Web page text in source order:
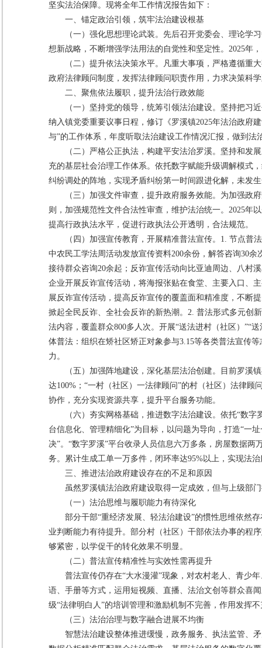
坚实法治保障。现将全年工作情况报告如下：
一、锚定政治引领，筑牢法治建设根基
（一）强化思想理论武装。先后召开党委会、理论
想新战略，不断增强学法用法的自觉性和坚定性。2025年
（二）提升依法决策水平。凡重大事项，严格遵循
政府法律顾问制度，发挥法律顾问职责作用，力求决策科
二、聚焦依法履职，提升法治行政效能
（一）坚持党的领导，统筹引领法治建设。坚持把
纳入镇党委重要议事日程，修订《罗溪镇2025年法治政府
与”的工作体系，年度听取法治建设工作情况汇报，做到
（二）严格公正执法，构建平安法治罗溪。坚持和发
充的基层社会治理工作体系。依托数字赋能升级调解模式
纠纷调处的阵地，实现矛盾纠纷第一时间跟进化解，未发
（三）加强文件审查，提升政府服务效能。为加强政
则，加强规范性文件合法性审查，维护法治统一。2025年
提高行政执法水平，促进行政执法公开透明，合法规范。
（四）加强宣传教育，开展精准普法宣传。1. 节点普
中农民工学法周活动发放宣传资料200余份，解答咨询30
接待群众咨询20余起；反诈宣传活动向比亚迪周边、八村
企业开展反诈宣传活动，将海报张贴在食堂、主要入口、
展反诈宣传活动，提高反诈宣传的覆盖面和精准度，不断
掀起全民反诈、全社会反诈的新热潮。2. 普法形式多元创
法内容，覆盖群众800多人次。开展“送法进村（社区）”“
体普法：组织在矫社区矫正对象参与3.15等各类普法宣传
力。
（五）加强阵地建设，深化基层法治创建。目前罗溪
达100%；“一村（社区）一法律顾问”的村（社区）法律
协作，充分实现资源共享，提升平台服务功能。
（六）夯实网格基础，推进数字法治建设。依托“数
台信息化、管理精细化”为目标，以问题为导向，打造“一
决”。“数字罗溪”平台收录人员信息六万多条，房屋数据
务。累计生成工单一万多件，闭环率达95%以上，实现法
三、推进法治政府建设存在的不足和原因
虽然罗溪镇法治政府建设取得一定成效，但与上级部
（一）法治思维与履职能力有待深化
部分干部“重经济发展、轻法治建设”的惯性思维依然
业判断能力有待提升。部分村（社区）干部依法办事的程
够紧密，以学促干的转化效果不明显。
（二）普法宣传精准性与实效性需再提升
普法宣传仍存在“大水漫灌”现象，对农村老人、青少
语、手册等方式，运用短视频、直播、法治文创等群众喜
级“法律明白人”的培训管理和激励机制不完善，作用发挥
（三）法治治理与数字融合进展不均衡
智慧法治建设整体推进缓慢，政务服务、执法监管、